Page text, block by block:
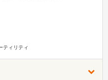
ティリティ